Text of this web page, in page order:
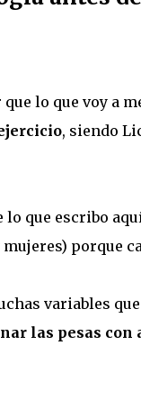
lo que voy a
, siendo
lo que escribo
porque
variables
las pesas con